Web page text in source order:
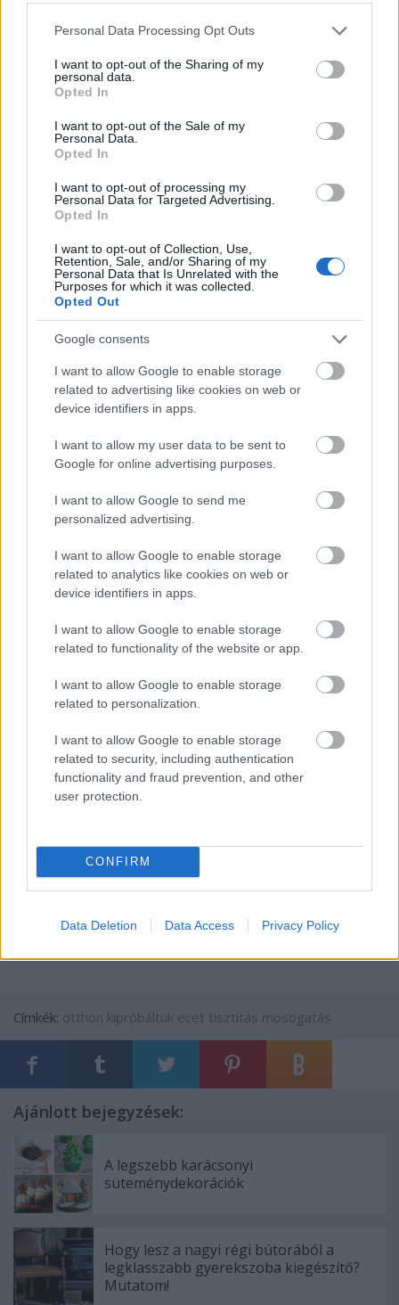
Please note that this website/app uses one or more Google
not limited to your visit or usage behaviour. You may click to
grant or deny consent to Google and its third-party tags to
use your data for below specified purposes in below Google
consent section.
Personal Data Processing Opt Outs
I want to opt-out of the Sharing of my
personal data.
Opted In
I want to opt-out of the Sale of my
Personal Data.
Opted In
I want to opt-out of processing my
Personal Data for Targeted Advertising.
Opted In
I want to opt-out of Collection, Use,
Retention, Sale, and/or Sharing of my
Personal Data that Is Unrelated with the
Purposes for which it was collected.
Opted Out
Google consents
I want to allow Google to enable storage
related to advertising like cookies on web or
device identifiers in apps.
I want to allow my user data to be sent to
Google for online advertising purposes.
I want to allow Google to send me
personalized advertising.
I want to allow Google to enable storage
related to analytics like cookies on web or
device identifiers in apps.
I want to allow Google to enable storage
related to functionality of the website or app.
I want to allow Google to enable storage
related to personalization.
I want to allow Google to enable storage
related to security, including authentication
functionality and fraud prevention, and other
user protection.
CONFIRM
Data Deletion Data Access Privacy Policy
sokkal könnyebb így takarítani is.
mindig
végezz próbátegy olyan helyen (pl. a csaptelep
hátsó része), ahol nem látszik, ha valami miatt arra a
felületre mégsem működne az ecet és esetleg
megmarná!
Ha pedig épp nem rozsdát akarsz eltüntetni, hanem
pl. bútorsérüléseket, akkor tiszta mókusszívvel
ajánlom ezt a cikkünket:
Dióval a bútorkarcok ellen >>>
-e ilyen zöld folt. :) Ha igen, ne is próbálkozz semmi mással (én
megtettem helyetted is ;)),csak egyszerűen takard be éjszakára
ecetes vattával és reggelre ragyogni fog. Tényleg. Letörölni is
csak a szaga miatt kell, egyébként az ecet mindent elvégzett
Címkék: otthon kipróbáltuk ecet tisztítás mosogatás
Ajánlott bejegyzések:
A legszebb karácsonyi
süteménydekorációk
Hogy lesz a nagyi régi bútorából a
legklasszabb gyerekszoba kiegészítő?
Mutatom!